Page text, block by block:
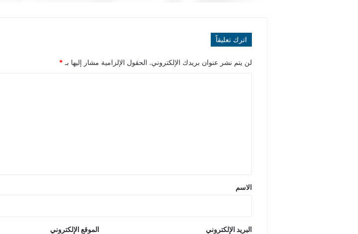
اترك تعليقاً
لن يتم نشر عنوان بريدك الإلكتروني. الحقول الإلزامية مشار إليها بـ *
*
الاسم
البريد الإلكتروني الموقع الإلكتروني